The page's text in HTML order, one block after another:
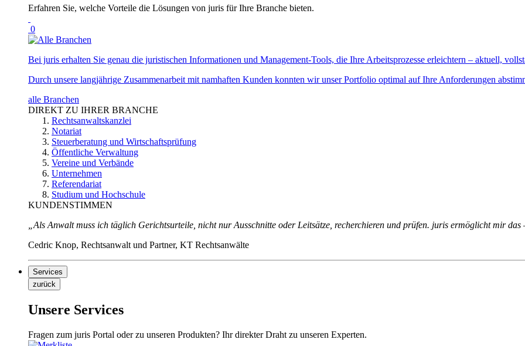
Erfahren Sie, welche Vorteile die Lösungen von juris für Ihre Branche bieten.
0
Bei juris erhalten Sie genau die juristischen Informationen und Management-Tools, die Ihre Arbeitsprozesse erleichtern – aktuell,
Durch unsere langjährige Zusammenarbeit mit namhaften Kunden konnten wir unser Portfolio optimal auf Ihre Anforderungen
alle Branchen
DIREKT ZU IHRER BRANCHE
Rechtsanwaltskanzlei
Notariat
Steuerberatung und Wirtschaftsprüfung
Öffentliche Verwaltung
Vereine und Verbände
Unternehmen
Referendariat
Studium und Hochschule
KUNDENSTIMMEN
„Als Anwalt muss ich täglich Gerichtsurteile, nicht nur Ausschnitte oder Leitsätze, recherchieren und prüfen. juris ermöglicht mir
Cedric Knop, Rechtsanwalt und Partner, KT Rechtsanwälte
Services
zurück
Unsere Services
Fragen zum juris Portal oder zu unseren Produkten? Ihr direkter Draht zu unseren Experten.